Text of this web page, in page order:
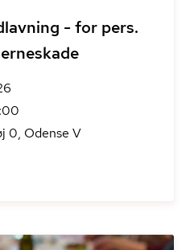
- for pers.
0, Odense V